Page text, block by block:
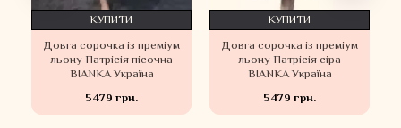
Довга сорочка із преміум
льону Патрісія пісочна
BIANKA Україна
5479 грн.
КУПИТИ
Довга сорочка із преміум
льону Патрісія сіра
BIANKA Україна
5479 грн.
КУПИТИ